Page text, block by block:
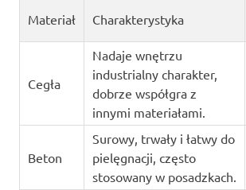
Materiał Charakterystyka
Cegła
Nadaje wnętrzu
industrialny charakter,
dobrze współgra z
innymi materiałami.
Beton
Surowy, trwały i łatwy do
pielęgnacji, często
stosowany w posadzkach.